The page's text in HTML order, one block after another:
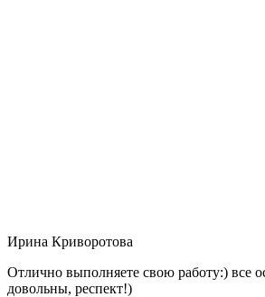
Ирина Криворотова
Отлично выполняете свою работу:) все
довольны, респект!)